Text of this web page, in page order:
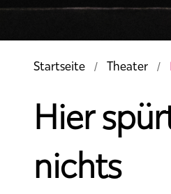
Startseite Theater
Hier
nichts